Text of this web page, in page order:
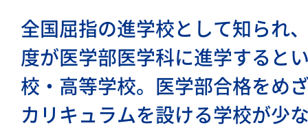
全国屈指の進学校として知られ
度が医学部医学科に進学すると
校・高等学校。医学部合格をめ
カリキュラムを設ける学校が少